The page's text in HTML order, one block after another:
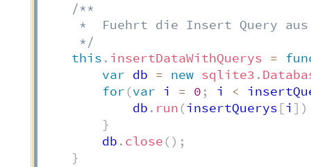
/**
*  Fuehrt die Insert Query
     */
this . insertDataWithQuerys =
var db = new sqlite3 .
for (var i = 0 ; i <
            db
. run (insertQuerys [i ] )
}
        db
. close () ;
}